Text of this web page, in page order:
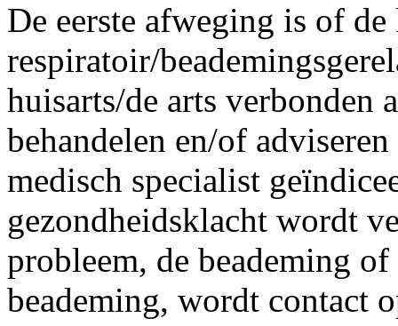
De eerste afweging is of
respiratoir/
huisarts/de arts verbonden
behandelen en/of
medisch specialist
gezondheidsklacht wordt
probleem, de beademing
beademing, wordt contact